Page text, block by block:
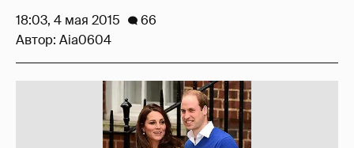
18:03, 4 мая 2015
66
Автор: Aia0604